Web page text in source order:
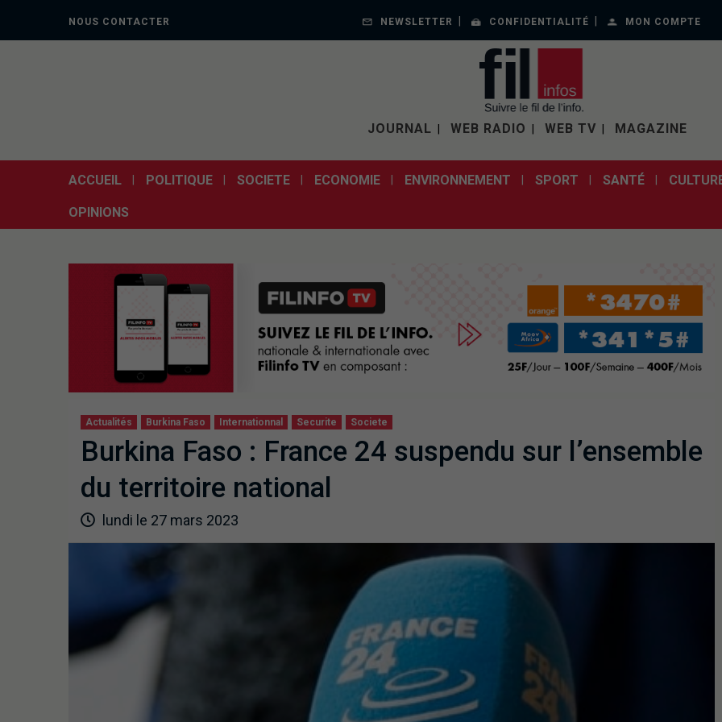
NOUS CONTACTER NEWSLETTER CONFIDENTIALITÉ MON COMPTE
JOURNAL WEB RADIO WEB TV MAGAZINE
ACCUEIL POLITIQUE SOCIETE ECONOMIE ENVIRONNEMENT SPORT SANTÉ
OPINIONS
Actualités Burkina Faso Internationnal Securite Societe
Burkina Faso : France 24 suspendu sur l’ensemble
du territoire national
lundi le 27 mars 2023